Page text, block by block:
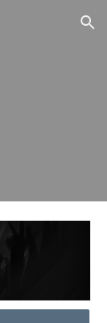
Skip to navigation